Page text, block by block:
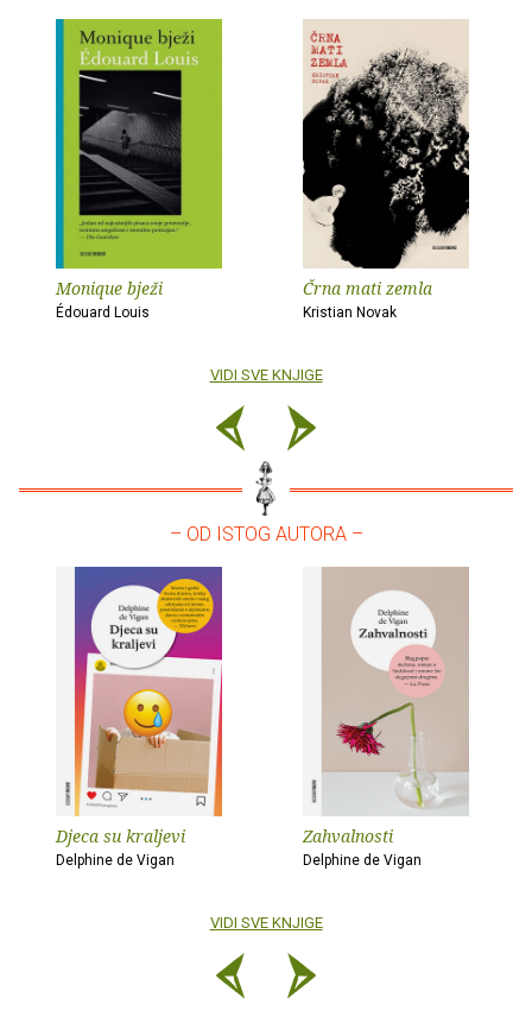
Monique bježi
Édouard Louis
Črna mati zemla
Kristian Novak
VIDI SVE KNJIGE
– OD ISTOG AUTORA –
Djeca su kraljevi
Delphine de Vigan
Zahvalnosti
Delphine de Vigan
VIDI SVE KNJIGE